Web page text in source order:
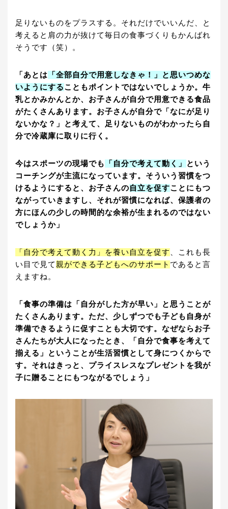
足りないものをプラスする。それだけでいいんだ、と
考えると肩の力が抜けて毎日の食事づくりもかんばれ
そうです（笑）。
「あとは 「全部自分で用意しなきゃ！」と思いつめな
いようにすることもポイントではないでしょうか。牛
乳とかみかんとか、お子さんが自分で用意できる食品
がたくさんあります。お子さんが自分で「なにが足り
ないかな？」と考えて、足りないものがわかったら自
分で冷蔵庫に取りに行く。
今はスポーツの現場でも 「自分で考えて動く」
という
コーチングが主流になっています。そういう習慣をつ
けるようにすると、お子さんの自立を促すことにもつ
ながっていきますし、それが習慣になれば、保護者の
方にほんの少しの時間的な余裕が生まれるのではない
でしょうか」
「自分で考えて動く力」を養い自立を促す
、これも長
い目で見て 親ができる子どもへのサポート であると言
えますね。
「食事の準備は「自分がした方が早い」と思うことが
たくさんあります。ただ、少しずつでも子ども自身が
準備できるように促すことも大切です。なぜならお子
さんたちが大人になったとき、「自分で食事を考えて
揃える」ということが生活習慣として身につくからで
す。それはきっと、プライスレスなプレゼントを我が
子に贈ることにもつながるでしょう」